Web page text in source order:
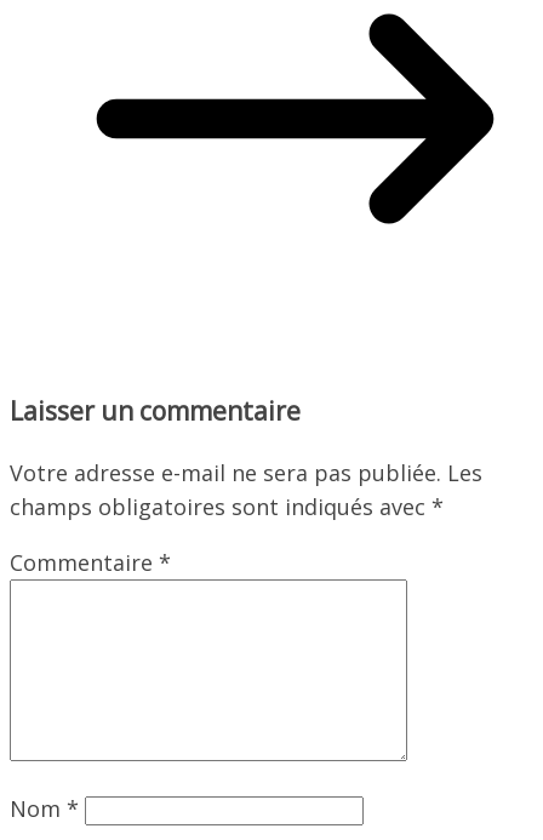
Laisser un commentaire
Votre adresse e-mail ne sera pas publiée. Les
champs obligatoires sont indiqués avec *
Commentaire *
Nom *